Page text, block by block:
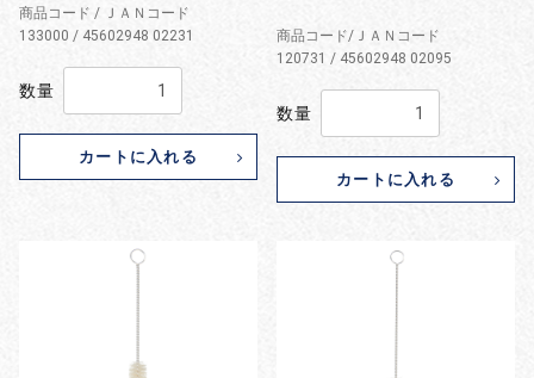
商品コード / ＪＡＮコード
133000 / 45602948 02231
数量
カートに入れる
商品コード/ＪＡＮコード
120731 / 45602948 02095
数量
カートに入れる